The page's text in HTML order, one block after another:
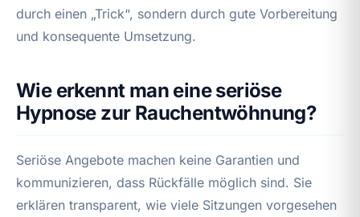
durch einen „Trick“, sondern durch gute Vorbereitung
und konsequente Umsetzung.
Wie erkennt man eine seriöse
Hypnose zur Rauchentwöhnung?
Seriöse Angebote machen keine Garantien und
kommunizieren, dass Rückfälle möglich sind. Sie
erklären transparent, wie viele Sitzungen vorgesehen